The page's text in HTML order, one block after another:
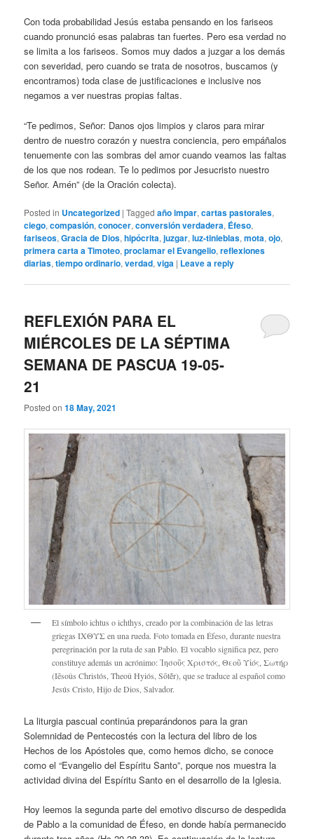
Con toda probabilidad Jesús estaba pensando en los fariseos
cuando pronunció esas palabras tan fuertes. Pero esa verdad no
se limita a los fariseos. Somos muy dados a juzgar a los demás
con severidad, pero cuando se trata de nosotros, buscamos (y
encontramos) toda clase de justificaciones e inclusive nos
negamos a ver nuestras propias faltas.
“Te pedimos, Señor: Danos ojos limpios y claros para mirar
dentro de nuestro corazón y nuestra conciencia, pero empáñalos
tenuemente con las sombras del amor cuando veamos las faltas
de los que nos rodean. Te lo pedimos por Jesucristo nuestro
Señor. Amén” (de la Oración colecta).
Posted in Uncategorized |Tagged año impar,cartas pastorales,
ciego,compasión,conocer,conversión verdadera, Éfeso,
fariseos,Gracia de Dios,hipócrita,juzgar,luz-tinieblas,mota,ojo,
primera carta a Timoteo,proclamar el Evangelio,reflexiones
diarias,tiempo ordinario,verdad,viga | Leave a reply
REFLEXIÓN PARA EL
MIÉRCOLES DE LA SÉPTIMA
SEMANA DE PASCUA 19-05-
21
Posted on18 May, 2021
El símbolo ichtus o ichthys, creado por la combinación de las letras
griegas ΙΧΘΥΣ en una rueda. Foto tomada en Éfeso, durante nuestra
peregrinación por la ruta de san Pablo. El vocablo significa pez, pero
constituye además un acrónimo: Ἰησοῦς Χριστός, Θεοῦ Υἱός, Σωτήρ
(Iēsoûs Christós, Theoû Hyiós, Sōtḗr), que se traduce al español como
Jesús Cristo, Hijo de Dios, Salvador.
La liturgia pascual continúa preparándonos para la gran
Solemnidad de Pentecostés con la lectura del libro de los
Hechos de los Apóstoles que, como hemos dicho, se conoce
como el “Evangelio del Espíritu Santo”, porque nos muestra la
actividad divina del Espíritu Santo en el desarrollo de la Iglesia.
Hoy leemos la segunda parte del emotivo discurso de despedida
de Pablo a la comunidad de Éfeso, en donde había permanecido